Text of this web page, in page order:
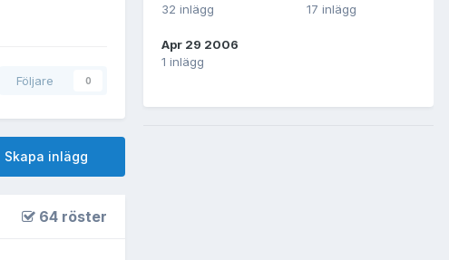
Följare 0
Skapa inlägg
64 röster
32 inlägg
17 inlägg
Apr 29 2006
1 inlägg